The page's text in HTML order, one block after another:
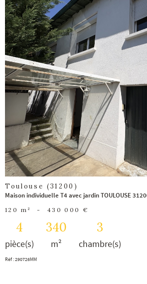
voir le
bien
Toulouse (31200)
Maison individuelle T4 avec jardin TOULOUSE
120 m² - 430 000 €
4
pièce(s)
340
m²
3
chambre(s)
Réf : 290726MM